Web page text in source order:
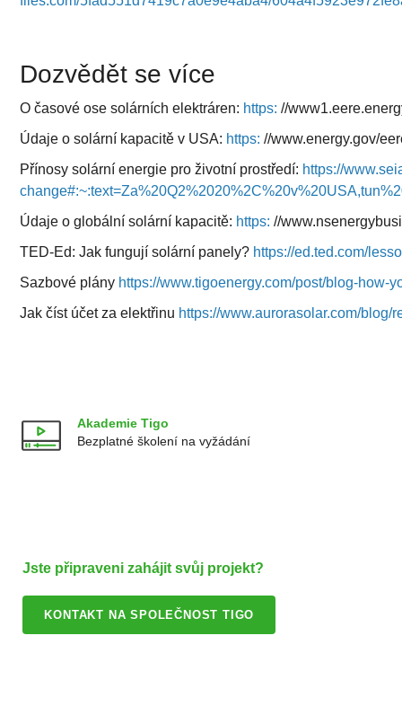
Akademie Tigo
Bezplatné školení na vyžádání
Jste připraveni zahájit svůj projekt?
KONTAKT NA SPOLEČNOST TIGO
Dozvědět se více
O časové ose solárních elektráren: https://
Údaje o solární kapacitě v USA: https://www.energy.gov/
Přínosy solární energie pro životní prostředí: https://
Údaje o globální solární kapacitě: https://
TED-Ed: Jak fungují solární panely? https://ed.ted.com/
Sazbové plány https://www.tigoenergy.com/post/blog-how-
Jak číst účet za elektřinu https://www.aurorasolar.com/